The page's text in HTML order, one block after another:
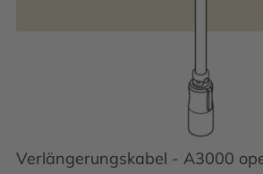
Verlängerungskabel - A3000